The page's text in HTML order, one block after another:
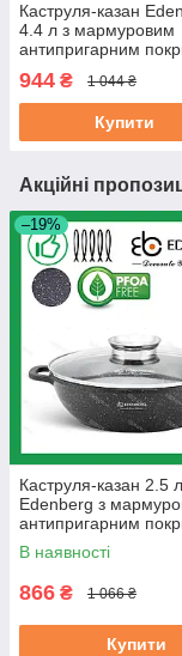
Каструля-казан
4.4 л з мармуровим
антипригарним
литий алюміній 24
8118)
944 ₴ 1 044 ₴
Купити
Акційні
–19%
Каструля-казан 2.5 л
Edenberg з
антипригарним
литий алюміній 24
8159)
В наявності
866 ₴ 1 066 ₴
Купити